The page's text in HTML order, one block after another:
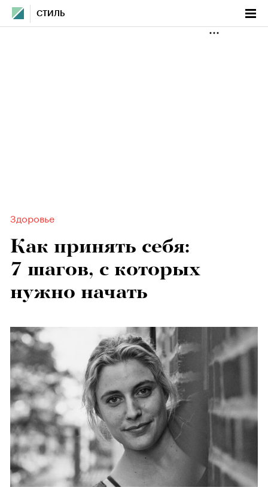
СТИЛЬ
Здоровье
Как принять себя:
7 шагов, с которых
нужно начать